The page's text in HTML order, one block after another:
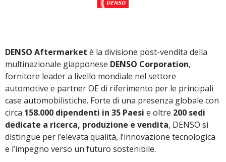
DENSO Aftermarket è la divisione post-vendita della
multinazionale giapponese DENSO Corporation,
fornitore leader a livello mondiale nel settore
automotive e partner OE di riferimento per le principali
case automobilistiche. Forte di una presenza globale con
circa 158.000 dipendenti in 35 Paesi e oltre 200 sedi
dedicate a ricerca, produzione e vendita, DENSO si
distingue per l’elevata qualità, l’innovazione tecnologica
e l’impegno verso un futuro sostenibile.